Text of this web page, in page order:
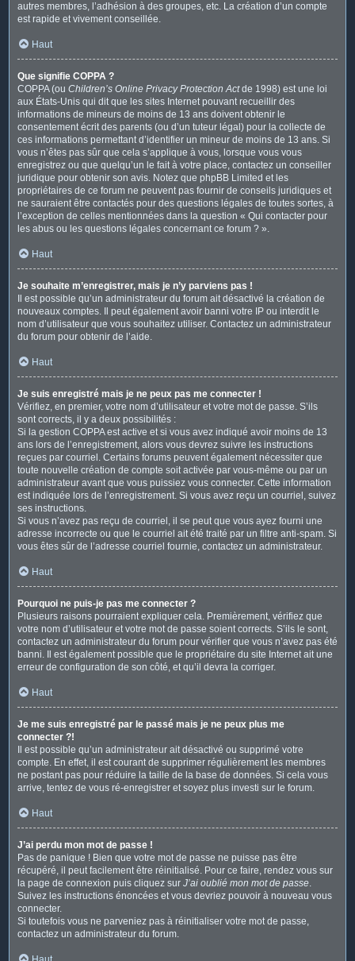
autres membres, l’adhésion à des groupes, etc. La création d’un compte
est rapide et vivement conseillée.
Haut
Que signifie COPPA ?
COPPA (ou Children’s Online Privacy Protection Actde 1998) est une loi
aux États-Unis qui dit que les sites Internet pouvant recueillir des
informations de mineurs de moins de 13 ans doivent obtenir le
consentement écrit des parents (ou d’un tuteur légal) pour la collecte de
ces informations permettant d’identifier un mineur de moins de 13 ans. Si
vous n’êtes pas sûr que cela s’applique à vous, lorsque vous vous
enregistrez ou que quelqu’un le fait à votre place, contactez un conseiller
juridique pour obtenir son avis. Notez que phpBB Limited et les
propriétaires de ce forum ne peuvent pas fournir de conseils juridiques et
ne sauraient être contactés pour des questions légales de toutes sortes, à
l’exception de celles mentionnées dans la question « Qui contacter pour
les abus ou les questions légales concernant ce forum ? ».
Haut
Je souhaite m’enregistrer, mais je n’y parviens pas !
Il est possible qu’un administrateur du forum ait désactivé la création de
nouveaux comptes. Il peut également avoir banni votre IP ou interdit le
nom d’utilisateur que vous souhaitez utiliser. Contactez un administrateur
du forum pour obtenir de l’aide.
Haut
Je suis enregistré mais je ne peux pas me connecter !
Vérifiez, en premier, votre nom d’utilisateur et votre mot de passe. S’ils
sont corrects, il y a deux possibilités :
Si la gestion COPPA est active et si vous avez indiqué avoir moins de 13
ans lors de l’enregistrement, alors vous devrez suivre les instructions
reçues par courriel. Certains forums peuvent également nécessiter que
toute nouvelle création de compte soit activée par vous-même ou par un
administrateur avant que vous puissiez vous connecter. Cette information
est indiquée lors de l’enregistrement. Si vous avez reçu un courriel, suivez
ses instructions.
Si vous n’avez pas reçu de courriel, il se peut que vous ayez fourni une
adresse incorrecte ou que le courriel ait été traité par un filtre anti-spam. Si
vous êtes sûr de l’adresse courriel fournie, contactez un administrateur.
Haut
Pourquoi ne puis-je pas me connecter ?
Plusieurs raisons pourraient expliquer cela. Premièrement, vérifiez que
votre nom d’utilisateur et votre mot de passe soient corrects. S’ils le sont,
contactez un administrateur du forum pour vérifier que vous n’avez pas été
banni. Il est également possible que le propriétaire du site Internet ait une
erreur de configuration de son côté, et qu’il devra la corriger.
Haut
Je me suis enregistré par le passé mais je ne peux plus me
connecter ?!
Il est possible qu’un administrateur ait désactivé ou supprimé votre
compte. En effet, il est courant de supprimer régulièrement les membres
ne postant pas pour réduire la taille de la base de données. Si cela vous
arrive, tentez de vous ré-enregistrer et soyez plus investi sur le forum.
Haut
J’ai perdu mon mot de passe !
Pas de panique ! Bien que votre mot de passe ne puisse pas être
récupéré, il peut facilement être réinitialisé. Pour ce faire, rendez vous sur
la page de connexion puis cliquez sur J’ai oublié mon mot de passe.
Suivez les instructions énoncées et vous devriez pouvoir à nouveau vous
connecter.
Si toutefois vous ne parveniez pas à réinitialiser votre mot de passe,
contactez un administrateur du forum.